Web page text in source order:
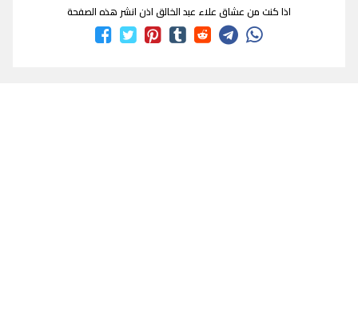
اذا كنت من عشاق علاء عبد الخالق اذن انشر هذه الصفحة